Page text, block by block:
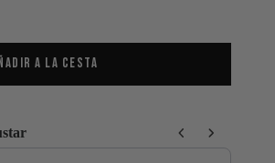
A LA CESTA
buttons to navigate through product